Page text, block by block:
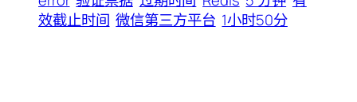
效截止时间 微信第三方平台 1小时50分